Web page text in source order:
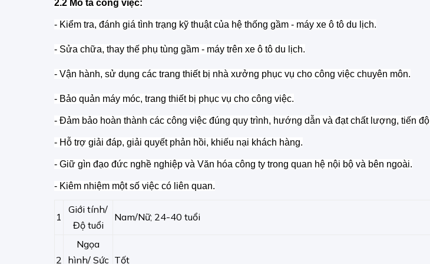
2.2 Mô tả công việc:
- Kiểm tra, đánh giá tình trạng kỹ thuật của hệ thống gầm - máy xe ô tô du lịch.
- Sửa chữa, thay thế phụ tùng gầm - máy trên xe ô tô du lịch.
- Vận hành, sử dụng các trang thiết bị nhà xưởng phục vụ cho công việc chuyên môn.
- Bảo quản máy móc, trang thiết bị phục vụ cho công việc.
- Đảm bảo hoàn thành các công việc đúng quy trình, hướng dẫn và đạt chất lượng, tiến độ
- Hỗ trợ giải đáp, giải quyết phản hồi, khiếu nại khách hàng.
- Giữ gìn đạo đức nghề nghiệp và Văn hóa công ty trong quan hệ nội bộ và bên ngoài.
- Kiêm nhiệm một số việc có liên quan.
1
Giới tính/
Độ tuổi
Nam/Nữ; 24-40 tuổi
2
Ngọa
hình/ Sức Tốt